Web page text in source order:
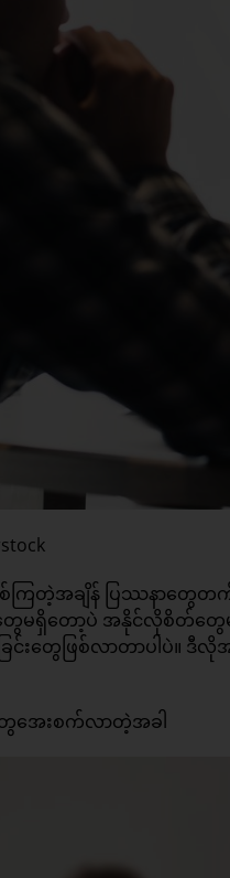
စ်ကြတဲ့အချိန် ပြဿနာတွေတ
းတွေမရှိတော့ပဲ အနိုင်လိုစိတ်
းတွေဖြစ်လာတာပါပဲ။ ဒီ
ေးစက်လာတဲ့အခါ